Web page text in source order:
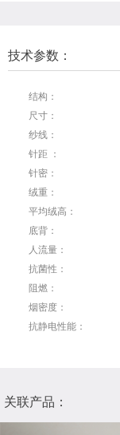
技术参数：
结构：
尺寸：
纱线：
针距 ：
针密：
绒重：
平均绒高：
底背：
人流量：
抗菌性：
阻燃：
烟密度：
抗静电性能：
关联产品：